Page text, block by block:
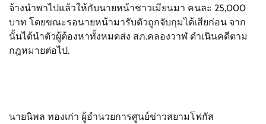
จ้างนำพาไปแล้วให้กับนายหน้าชาวเมียนมา คนละ 25,000
บาท โดยขณะรอนายหน้ามารับตัวถูกจับกุมได้เสียก่อน จาก
นั้นได้นำตัวผู้ต้องหาทั้งหมดส่ง สภ.คลองวาฬ ดำเนินคดีตาม
กฎหมายต่อไป.
นายนิพล ทองเก่า ผู้อำนวยการศูนย์ข่าวสยามโฟกัส